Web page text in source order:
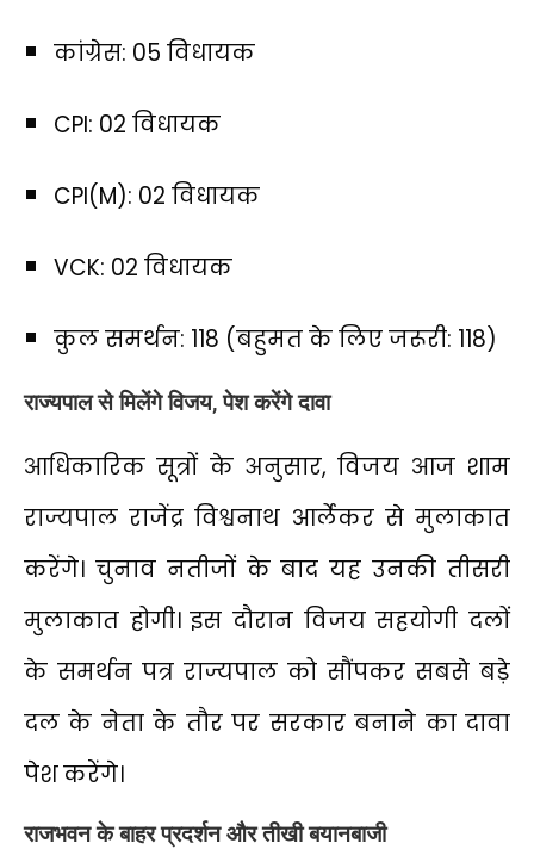
कांग्रेस: 05 विधायक
CPI: 02 विधायक
CPI(M): 02 विधायक
VCK: 02 विधायक
कुल समर्थन: 118 (बहुमत के लिए जरूरी: 118)
राज्यपाल से मिलेंगे विजय, पेश करेंगे दावा
आधिकारिक सूत्रों के अनुसार, विजय आज शाम
राज्यपाल राजेंद्र विश्वनाथ आर्लेकर से मुलाकात
करेंगे। चुनाव नतीजों के बाद यह उनकी तीसरी
मुलाकात होगी। इस दौरान विजय सहयोगी दलों
के समर्थन पत्र राज्यपाल को सौंपकर सबसे बड़े
दल के नेता के तौर पर सरकार बनाने का दावा
पेश करेंगे।
राजभवन के बाहर प्रदर्शन और तीखी बयानबाजी